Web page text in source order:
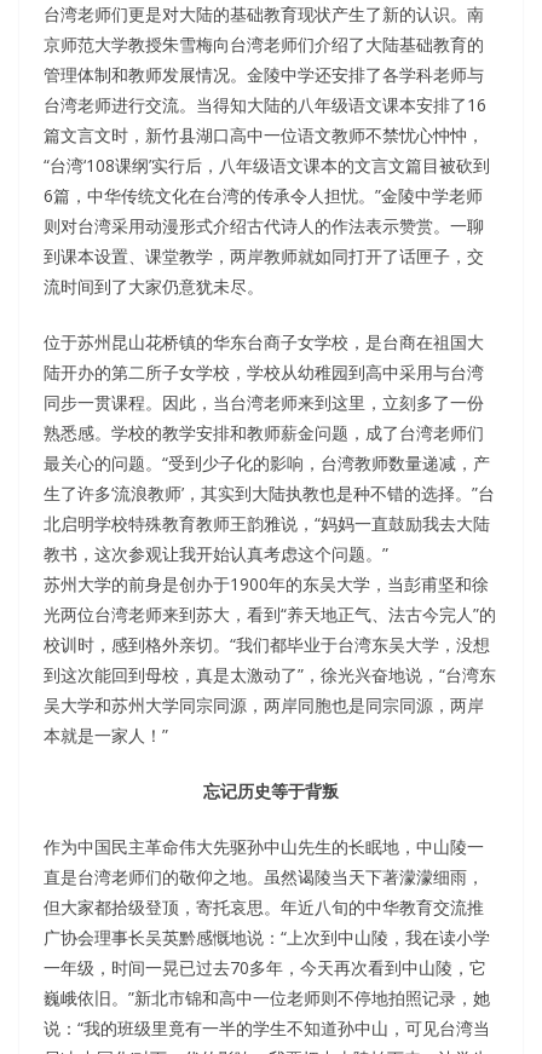
台湾老师们更是对大陆的基础教育现状产生了新的认识。南
京师范大学教授朱雪梅向台湾老师们介绍了大陆基础教育的
管理体制和教师发展情况。金陵中学还安排了各学科老师与
台湾老师进行交流。当得知大陆的八年级语文课本安排了16
篇文言文时，新竹县湖口高中一位语文教师不禁忧心忡忡，
“台湾‘108课纲’实行后，八年级语文课本的文言文篇目被砍到
6篇，中华传统文化在台湾的传承令人担忧。”金陵中学老师
则对台湾采用动漫形式介绍古代诗人的作法表示赞赏。一聊
到课本设置、课堂教学，两岸教师就如同打开了话匣子，交
流时间到了大家仍意犹未尽。
位于苏州昆山花桥镇的华东台商子女学校，是台商在祖国大
陆开办的第二所子女学校，学校从幼稚园到高中采用与台湾
同步一贯课程。因此，当台湾老师来到这里，立刻多了一份
熟悉感。学校的教学安排和教师薪金问题，成了台湾老师们
最关心的问题。“受到少子化的影响，台湾教师数量递减，产
生了许多‘流浪教师’，其实到大陆执教也是种不错的选择。”台
北启明学校特殊教育教师王韵雅说，“妈妈一直鼓励我去大陆
教书，这次参观让我开始认真考虑这个问题。”
苏州大学的前身是创办于1900年的东吴大学，当彭甫坚和徐
光两位台湾老师来到苏大，看到“养天地正气、法古今完人”的
校训时，感到格外亲切。“我们都毕业于台湾东吴大学，没想
到这次能回到母校，真是太激动了”，徐光兴奋地说，“台湾东
吴大学和苏州大学同宗同源，两岸同胞也是同宗同源，两岸
本就是一家人！”
忘记历史等于背叛
作为中国民主革命伟大先驱孙中山先生的长眠地，中山陵一
直是台湾老师们的敬仰之地。虽然谒陵当天下著濛濛细雨，
但大家都拾级登顶，寄托哀思。年近八旬的中华教育交流推
广协会理事长吴英黔感慨地说：“上次到中山陵，我在读小学
一年级，时间一晃已过去70多年，今天再次看到中山陵，它
巍峨依旧。”新北市锦和高中一位老师则不停地拍照记录，她
说：“我的班级里竟有一半的学生不知道孙中山，可见台湾当